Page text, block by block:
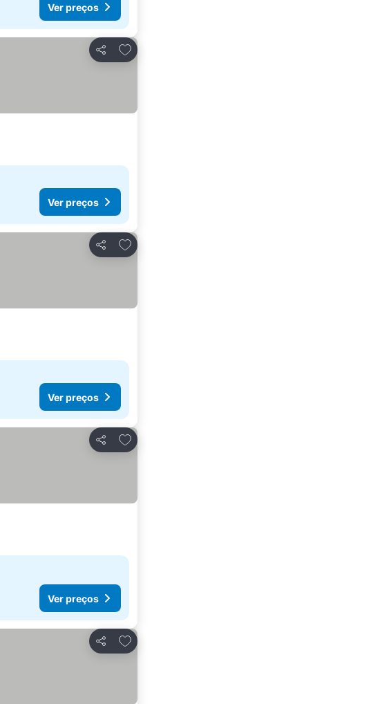
Ver preços
Partilhar
Adicionar aos favoritos
Ver preços
Partilhar
Adicionar aos favoritos
Ver preços
Partilhar
Adicionar aos favoritos
Ver preços
Partilhar
Adicionar aos favoritos